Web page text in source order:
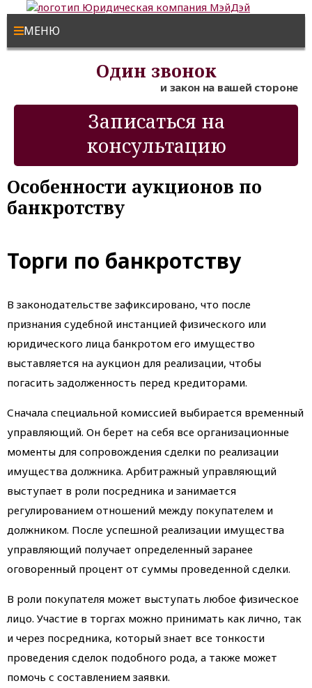
МЕНЮ
Один звонок
и закон на вашей стороне
Записаться на
консультацию
Особенности аукционов по
банкротству
Торги по банкротству
В законодательстве зафиксировано, что после
признания судебной инстанцией физического или
юридического лица банкротом его имущество
выставляется на аукцион для реализации, чтобы
погасить задолженность перед кредиторами.
Сначала специальной комиссией выбирается временный
управляющий. Он берет на себя все организационные
моменты для сопровождения сделки по реализации
имущества должника. Арбитражный управляющий
выступает в роли посредника и занимается
регулированием отношений между покупателем и
должником. После успешной реализации имущества
управляющий получает определенный заранее
оговоренный процент от суммы проведенной сделки.
В роли покупателя может выступать любое физическое
лицо. Участие в торгах можно принимать как лично, так
и через посредника, который знает все тонкости
проведения сделок подобного рода, а также может
помочь с составлением заявки.